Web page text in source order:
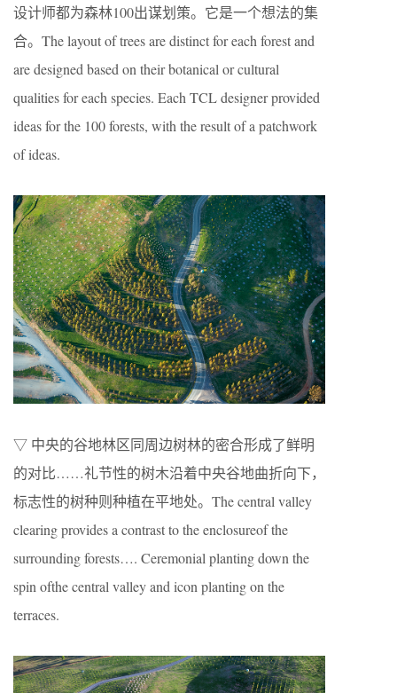
设计师都为森林100出谋划策。它是一个想法的集
合。The layout of trees are distinct for each forest and
are designed based on their botanical or cultural
qualities for each species. Each TCL designer provided
ideas for the 100 forests, with the result of a patchwork
of ideas.
▽ 中央的谷地林区同周边树林的密合形成了鲜明
的对比……礼节性的树木沿着中央谷地曲折向下，
标志性的树种则种植在平地处。The central valley
clearing provides a contrast to the enclosureof the
surrounding forests…. Ceremonial planting down the
spin ofthe central valley and icon planting on the
terraces.